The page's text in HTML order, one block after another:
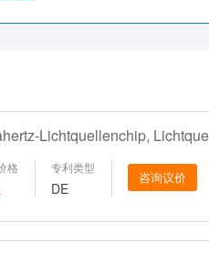
格 专利类型
DE
咨询议价